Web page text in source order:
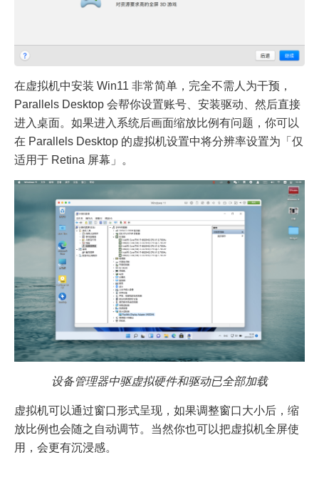
在虚拟机中安装 Win11 非常简单，完全不需人为干预，
Parallels Desktop 会帮你设置账号、安装驱动、然后直接
进入桌面。如果进入系统后画面缩放比例有问题，你可以
在 Parallels Desktop 的虚拟机设置中将分辨率设置为「仅
适用于 Retina 屏幕」。
设备管理器中驱虚拟硬件和驱动已全部加载
虚拟机可以通过窗口形式呈现，如果调整窗口大小后，缩
放比例也会随之自动调节。当然你也可以把虚拟机全屏使
用，会更有沉浸感。